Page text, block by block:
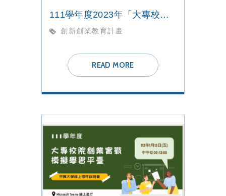
111學年度2023年「大專校院創業實戰模擬學習平臺」全校徵件
創新創業教育計畫
READ MORE